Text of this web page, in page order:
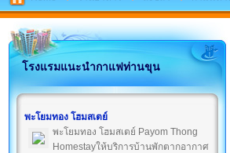
โรงแรมแนะนำกาแฟท่านขุน
พะโยมทอง โฮมสเตย์
พะโยมทอง โฮมสเตย์ Payom Thong
Homestayให้บริการบ้านพักตากอากาศ